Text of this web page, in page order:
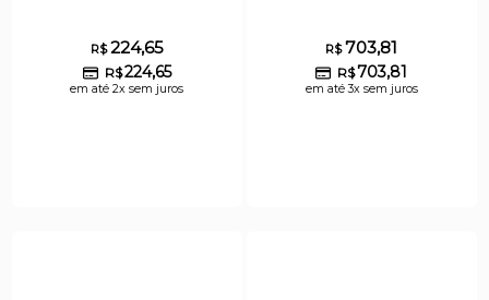
R$224,65
R$224,65
em até 2x sem juros
R$703,81
R$703,81
em até 3x sem juros